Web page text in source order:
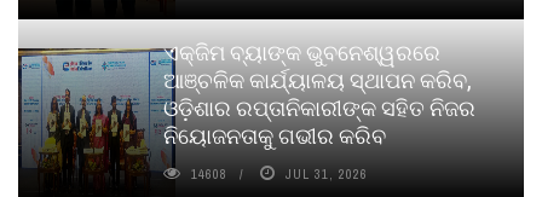
ଏକ୍ଜିମ ବ୍ୟାଙ୍କ ଭୁବନେଶ୍ୱରରେ
ଆଞ୍ଚଳିକ କାର୍ଯ୍ୟାଳୟ ସ୍ଥାପନ କରିବ,
ଓଡ଼ିଶାର ରପ୍ତାନିକାରୀଙ୍କ ସହିତ ନିଜର
ନିୟୋଜନତାକୁ ଗଭୀର କରିବ
14608 JUL 31, 2026